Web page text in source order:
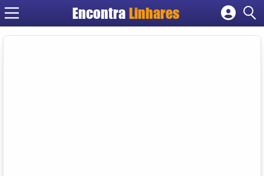
EncontraLinhares
Cadastrar empresa